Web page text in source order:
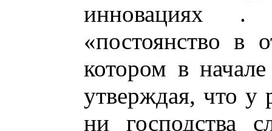
инновациях .
«постоянство в
котором в
утверждая, что у
ни господства